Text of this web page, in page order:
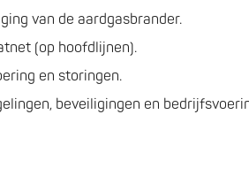
van de aardgasbrander.
(op hoofdlijnen).
en storingen.
beveiligingen en